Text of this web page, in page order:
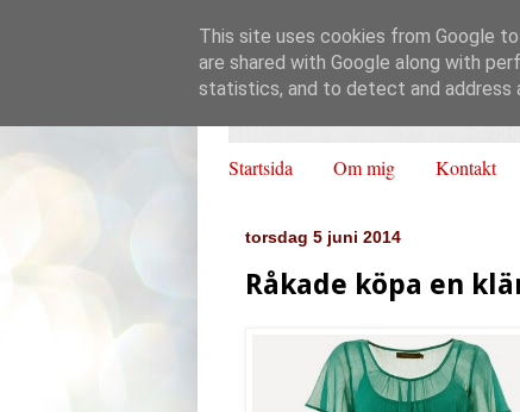
Startsida Om mig Kontakt
torsdag 5 juni 2014
Råkade köpa en
This site uses cookies from Google
are shared with Google along with
statistics, and to detect and address